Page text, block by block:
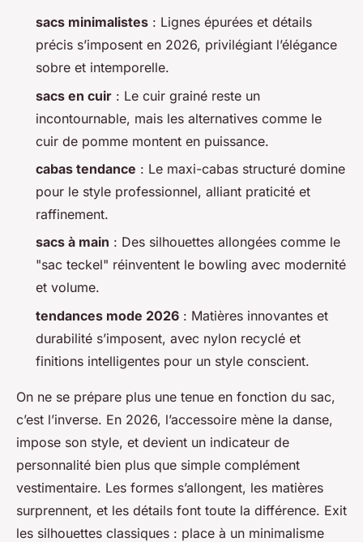
sacs minimalistes : Lignes épurées et détails
précis s’imposent en 2026, privilégiant l’élégance
sobre et intemporelle.
sacs en cuir : Le cuir grainé reste un
incontournable, mais les alternatives comme le
cuir de pomme montent en puissance.
cabas tendance : Le maxi-cabas structuré domine
pour le style professionnel, alliant praticité et
raffinement.
sacs à main : Des silhouettes allongées comme le
"sac teckel" réinventent le bowling avec modernité
et volume.
tendances mode 2026 : Matières innovantes et
durabilité s’imposent, avec nylon recyclé et
finitions intelligentes pour un style conscient.
On ne se prépare plus une tenue en fonction du sac,
c’est l’inverse. En 2026, l’accessoire mène la danse,
impose son style, et devient un indicateur de
personnalité bien plus que simple complément
vestimentaire. Les formes s’allongent, les matières
surprennent, et les détails font toute la différence. Exit
les silhouettes classiques : place à un minimalisme